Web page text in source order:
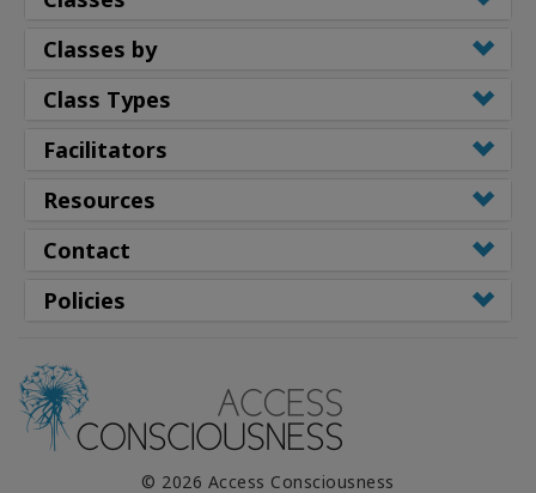
Classes by
Class Types
Facilitators
Resources
Contact
Policies
© 2026 Access Consciousness